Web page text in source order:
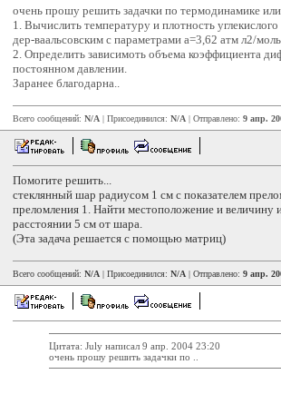
очень прошу решить задачки по термодинамике
1. Вычислить температуру и плотность
дер-ваальсовским с параметрами а=3,62 атм л2/
2. Определить зависимоть объема коэффициента
постоянном давлении.
Заранее благодарна..
Всего сообщений: N/A | Присоединился: N/A | Отправлено: 9 апр.
Помогите решить...
стеклянный шар радиусом 1 см с показателем
преломления 1. Найти местоположение и величину
расстоянии 5 см от шара.
(Эта задача решается с помощью матриц)
Всего сообщений: N/A | Присоединился: N/A | Отправлено: 9 апр.
Цитата: July написал 9 апр. 2004 23:20
очень прошу решить задачки по ..